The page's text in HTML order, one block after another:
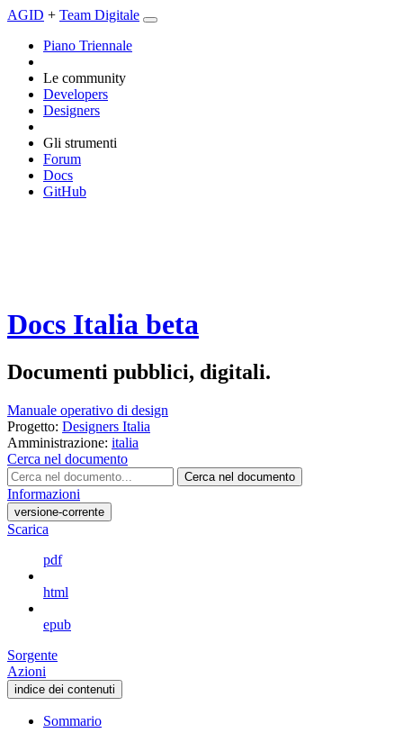
AGID + Team Digitale
Piano Triennale
Le community
Developers
Designers
Gli strumenti
Forum
Docs
GitHub
Docs Italia beta
Documenti pubblici, digitali.
Manuale operativo di design
Progetto: Designers Italia
Amministrazione: italia
Cerca nel documento
Cerca nel documento
Informazioni
versione-corrente
Scarica
pdf
html
epub
Sorgente
Azioni
indice dei contenuti
Sommario